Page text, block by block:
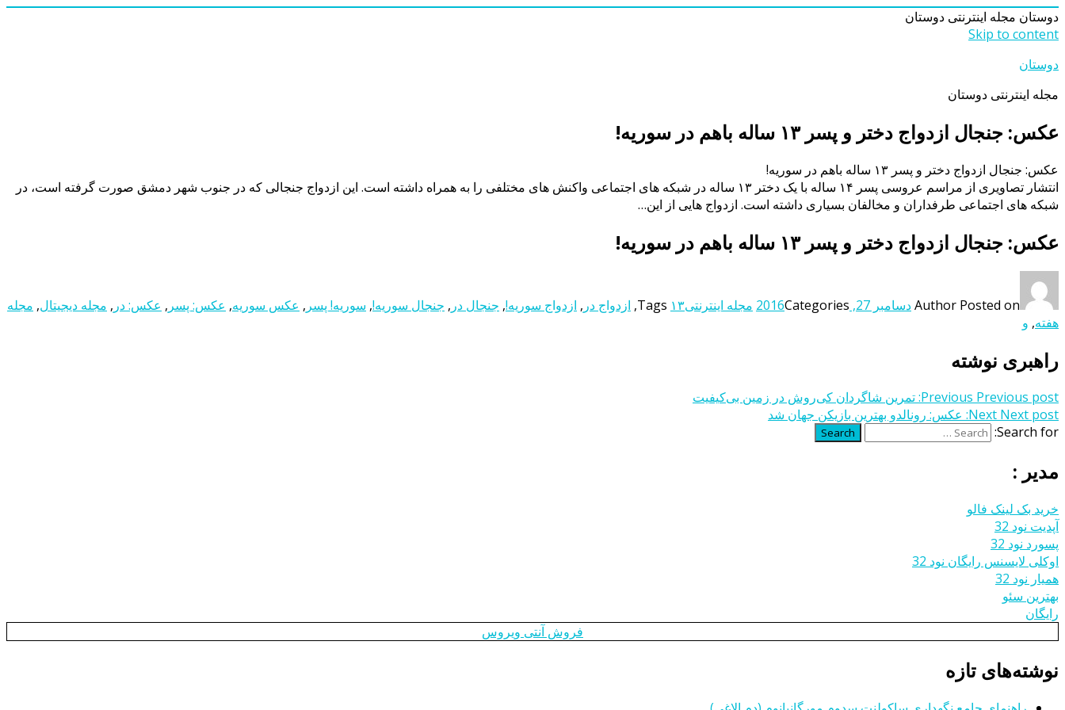
دوستان مجله اینترنتی دوستان
Skip to content
دوستان
مجله اینترنتی دوستان
عکس: جنجال ازدواج دختر و پسر ۱۳ ساله باهم در سوریه!
عکس: جنجال ازدواج دختر و پسر ۱۳ ساله باهم در سوریه!
انتشار تصاویری از مراسم عروسی پسر ۱۴ ساله با یک دختر ۱۳ ساله در شبکه های اجتماعی واکنش های مختلفی را به همراه داشته است. این ازدواج جنجالی که در جنوب شهر دمشق صورت گرفته است، در
شبکه های اجتماعی طرفداران و مخالفان بسیاری داشته است. ازدواج هایی از این…
عکس: جنجال ازدواج دختر و پسر ۱۳ ساله باهم در سوریه!
Author Posted on دسامبر 27, 2016 Categories مجله اینترنتی Tags ۱۳ , ازدواج در , ازدواج سوریه!, جنجال در , جنجال سوریه!, سوریه! پسر , عکس سوریه, عکس: پسر , عکس: در , مجله دیجیتال, مجله
هفته, و
راهبری نوشته
Previous Previous post:
تمرین شاگردان کی‌روش در زمین بی‌کیفیت
Next Next post:
عکس: رونالدو بهترین بازیکن جهان شد
Search for:
Search
مدیر :
خرید بک لینک فالو
آپدیت نود 32
پسورد نود 32
اوکلی لایسنس رایگان نود 32
همیار نود 32
بهترین سئو
رایگان
فروش آنتی ویروس
نوشته‌های تازه